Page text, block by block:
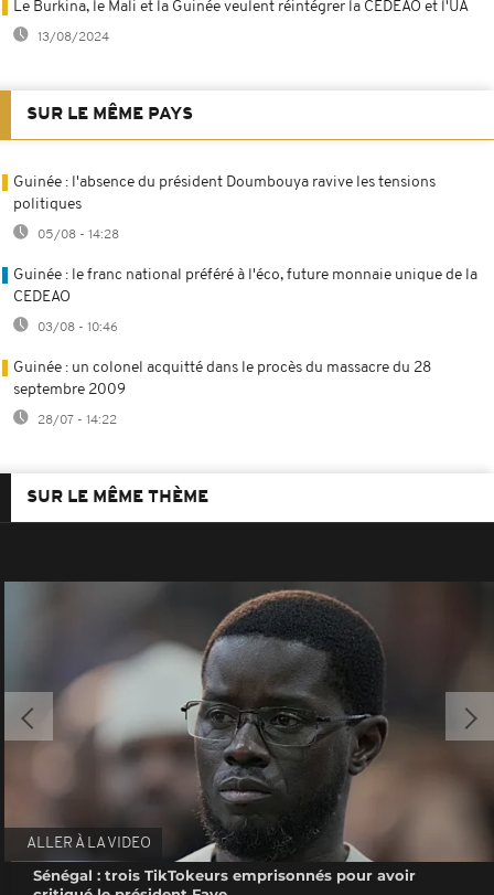
Le Burkina, le Mali et la Guinée veulent réintégrer la CEDEAO et l'UA
13/08/2024
SUR LE MÊME PAYS
Guinée : l'absence du président Doumbouya ravive les tensions
politiques
05/08 - 14:28
Guinée : le franc national préféré à l'éco, future monnaie unique de la
CEDEAO
03/08 - 10:46
Guinée : un colonel acquitté dans le procès du massacre du 28
septembre 2009
28/07 - 14:22
SUR LE MÊME THÈME
ALLER À LA VIDEO
Sénégal : trois TikTokeurs emprisonnés pour avoir